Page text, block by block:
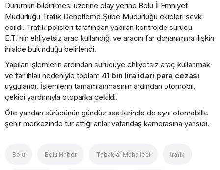
Durumun bildirilmesi üzerine olay yerine Bolu İl Emniyet
Müdürlüğü Trafik Denetleme Şube Müdürlüğü ekipleri sevk
edildi. Trafik polisleri tarafından yapılan kontrolde sürücü
E.T.'nin ehliyetsiz araç kullandığı ve aracın far donanımına ilişkin
ihlalde bulunduğu belirlendi.
Yapılan işlemlerin ardından sürücüye ehliyetsiz araç kullanmak
ve far ihlali nedeniyle toplam 41 bin lira idari para cezası
uygulandı. İşlemlerin tamamlanmasının ardından otomobil,
çekici yardımıyla otoparka çekildi.
Öte yandan sürücünün gündüz saatlerinde de aynı otomobille
şehir merkezinde tur attığı anlar vatandaş kamerasına yansıdı.
Bolu Bolu Haber Tabaklar Mahallesi trafik